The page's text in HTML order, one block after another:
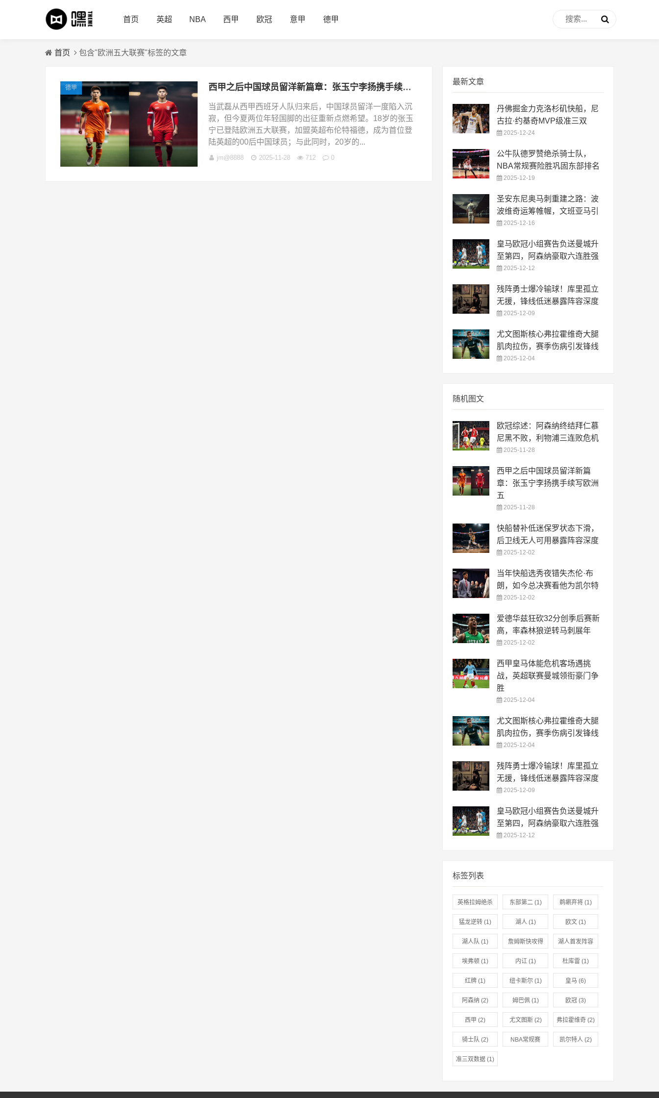
首页 英超 NBA 西甲 欧冠 意甲 德甲
首页 包含"欧洲五大联赛"标签的文章
德甲 西甲之后中国球员留洋新篇章：张玉宁李扬携手续写欧洲五大联赛征程
当武磊从西甲西班牙人队归来后，中国球员留洋一度陷入沉
寂，但今夏两位年轻国脚的出征重新点燃希望。18岁的张玉
宁已登陆欧洲五大联赛，加盟英超布伦特福德，成为首位登
陆英超的00后中国球员；与此同时，20岁的...
jm@8888 2025-11-28 712 0
最新文章
丹佛掘金力克洛杉矶快船，尼
古拉·约基奇MVP级准三双
2025-12-24
公牛队德罗赞绝杀骑士队，
NBA常规赛险胜巩固东部排名
2025-12-19
圣安东尼奥马刺重建之路：波
波维奇运筹帷幄，文班亚马引
2025-12-16
皇马欧冠小组赛告负送曼城升
至第四，阿森纳豪取六连胜强
2025-12-12
残阵勇士爆冷输球！库里孤立
无援，锋线低迷暴露阵容深度
2025-12-09
尤文图斯核心弗拉霍维奇大腿
肌肉拉伤，赛季伤病引发锋线
2025-12-04
随机图文
欧冠综述：阿森纳终结拜仁慕
尼黑不败，利物浦三连败危机
2025-11-28
西甲之后中国球员留洋新篇
章：张玉宁李扬携手续写欧洲
五
2025-11-28
快船替补低迷保罗状态下滑，
后卫线无人可用暴露阵容深度
2025-12-02
当年快船选秀夜错失杰伦·布
朗，如今总决赛看他为凯尔特
2025-12-02
爱德华兹狂砍32分创季后赛新
高，率森林狼逆转马刺展年
2025-12-02
西甲皇马体能危机客场遇挑
战，英超联赛曼城领衔豪门争
胜
2025-12-04
尤文图斯核心弗拉霍维奇大腿
肌肉拉伤，赛季伤病引发锋线
2025-12-04
残阵勇士爆冷输球！库里孤立
无援，锋线低迷暴露阵容深度
2025-12-09
皇马欧冠小组赛告负送曼城升
至第四，阿森纳豪取六连胜强
2025-12-12
标签列表
英格拉姆绝杀
(1)
东部第二(1) 鹈鹕弃将(1)
猛龙逆转 (1) 湖人(1) 欧文(1)
湖人队 (1) 詹姆斯快攻得
分
湖人首发阵容
调整(1)
埃弗顿 (1) 内讧(1) 杜库雷 (1)
红牌 (1) 纽卡斯尔(1) 皇马 (6)
阿森纳 (2) 姆巴佩(1) 欧冠(3)
西甲 (2) 尤文图斯(2) 弗拉霍维奇(2)
骑士队 (2) NBA常规赛 凯尔特人(2)
准三双数据 (1)